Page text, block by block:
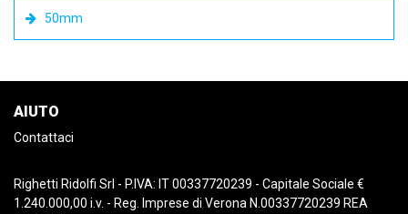
50mm
AIUTO
Contattaci
Righetti Ridolfi Srl - P.IVA: IT 00337720239 - Capitale Sociale €
1.240.000,00 i.v. - Reg. Imprese di Verona N.00337720239 REA